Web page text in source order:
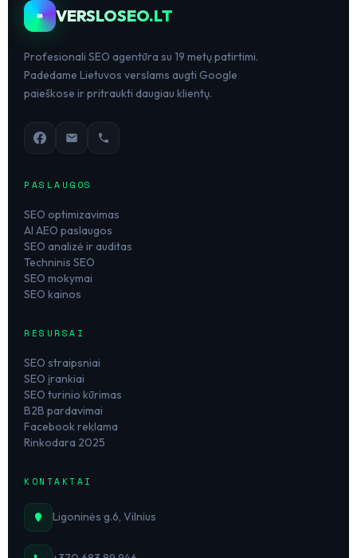
VERSLOSEO.LT
Profesionali SEO agentūra su 19 metų patirtimi.
Padedame Lietuvos verslams augti Google
paieškose ir pritraukti daugiau klientų.
PASLAUGOS
SEO optimizavimas
AI AEO paslaugos
SEO analizė ir auditas
Techninis SEO
SEO mokymai
SEO kainos
RESURSAI
SEO straipsniai
SEO įrankiai
SEO turinio kūrimas
B2B pardavimai
Facebook reklama
Rinkodara 2025
KONTAKTAI
Ligoninės g.6, Vilnius